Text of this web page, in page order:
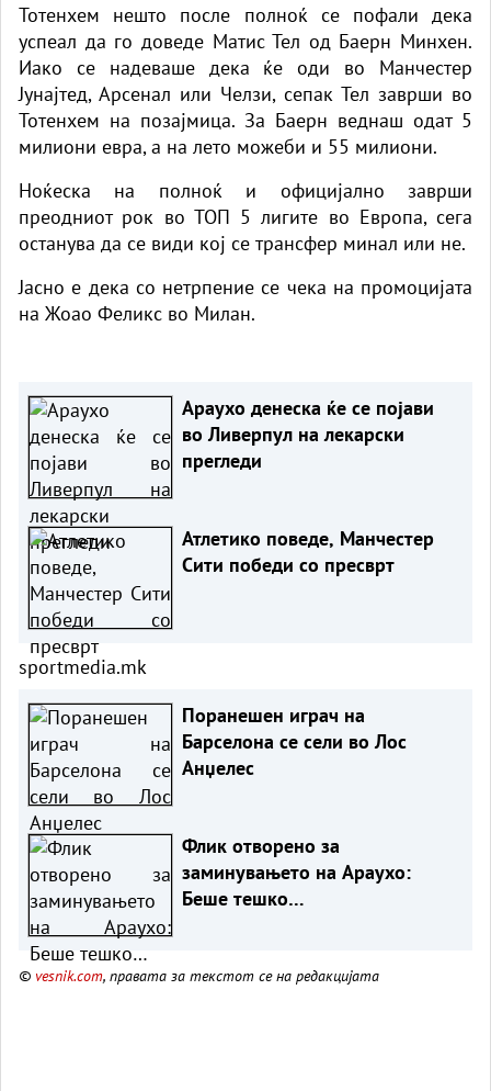
Тотенхем нешто после полноќ се пофали дека
успеал да го доведе Матис Тел од Баерн Минхен.
Иако се надеваше дека ќе оди во Манчестер
Јунајтед, Арсенал или Челзи, сепак Тел заврши во
Тотенхем на позајмица. За Баерн веднаш одат 5
милиони евра, а на лето можеби и 55 милиони.
Ноќеска на полноќ и официјално заврши
преодниот рок во ТОП 5 лигите во Европа, сега
останува да се види кој се трансфер минал или не.
Јасно е дека со нетрпение се чека на промоцијата
на Жоао Феликс во Милан.
Араухо денеска ќе се појави
во Ливерпул на лекарски
прегледи
Атлетико поведе, Манчестер
Сити победи со пресврт
sportmedia.mk
Поранешен играч на
Барселона се сели во Лос
Анџелес
Флик отворено за
заминувањето на Араухо:
Беше тешко…
© vesnik.com, правата за текстот се на редакцијата